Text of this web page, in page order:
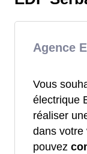
Agence
Vous
électrique
réaliser
dans votre
pouvez